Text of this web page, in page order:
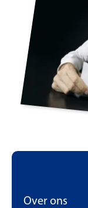
Over ons